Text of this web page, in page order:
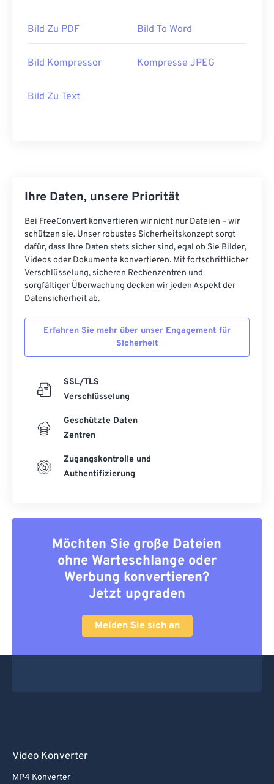
Bild Zu PDF Bild To Word
Bild Kompressor Kompresse JPEG
Bild Zu Text
Ihre Daten, unsere Priorität
Bei FreeConvert konvertieren wir nicht nur Dateien – wir
schützen sie. Unser robustes Sicherheitskonzept sorgt
dafür, dass Ihre Daten stets sicher sind, egal ob Sie Bilder,
Videos oder Dokumente konvertieren. Mit fortschrittlicher
Verschlüsselung, sicheren Rechenzentren und
sorgfältiger Überwachung decken wir jeden Aspekt der
Datensicherheit ab.
Erfahren Sie mehr über unser Engagement für
Sicherheit
SSL/TLS
Verschlüsselung
Geschützte Daten
Zentren
Zugangskontrolle und
Authentifizierung
Möchten Sie große Dateien
ohne Warteschlange oder
Werbung konvertieren?
Jetzt upgraden
Melden Sie sich an
Video Konverter
MP4 Konverter